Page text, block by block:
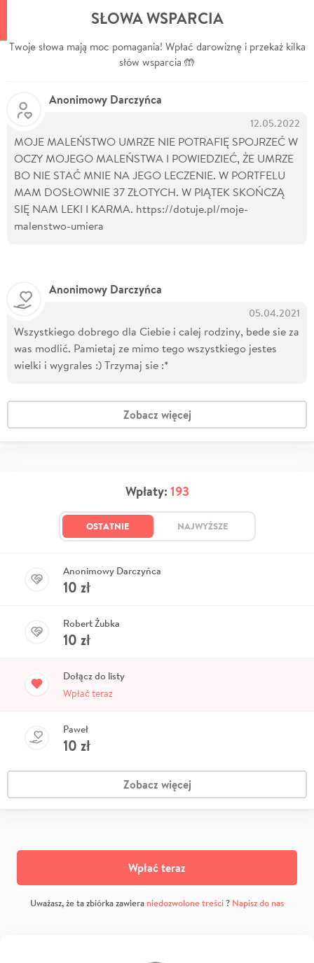
SŁOWA WSPARCIA
Twoje słowa mają moc pomagania! Wpłać darowiznę i przekaż kilka
słów wsparcia 🤲
Anonimowy Darczyńca
12.05.2022
MOJE MALEŃSTWO UMRZE NIE POTRAFIĘ SPOJRZEĆ W
OCZY MOJEGO MALEŃSTWA I POWIEDZIEĆ, ŻE UMRZE
BO NIE STAĆ MNIE NA JEGO LECZENIE. W PORTFELU
MAM DOSŁOWNIE 37 ZŁOTYCH. W PIĄTEK SKOŃCZĄ
SIĘ NAM LEKI I KARMA. https://dotuje.pl/moje-
malenstwo-umiera
Anonimowy Darczyńca
05.04.2021
Wszystkiego dobrego dla Ciebie i calej rodziny, bede sie za
was modlić. Pamietaj ze mimo tego wszystkiego jestes
wielki i wygrales :) Trzymaj sie :*
Zobacz więcej
Wpłaty: 193
OSTATNIE NAJWYŻSZE
Anonimowy Darczyńca
10 zł
Robert Żubka
10 zł
Dołącz do listy
Wpłać teraz
Paweł
10 zł
Zobacz więcej
Wpłać teraz
Uważasz, że ta zbiórka zawiera niedozwolone treści? Napisz do nas